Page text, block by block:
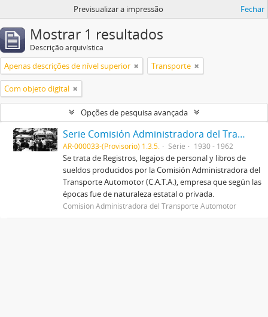
Previsualizar a impressão Fechar
Mostrar 1 resultados
Descrição arquivística
Apenas descrições de nível superior Transporte
Com objeto digital
Opções de pesquisa avançada
Serie Comisión Administradora del Transporte Automotor (C.A.T.A.)
AR-000033-(Provisorio) 1.3.5. Série 1930 - 1962
Se trata de Registros, legajos de personal y libros de
sueldos producidos por la Comisión Administradora del
Transporte Automotor (C.A.T.A.), empresa que según las
épocas fue de naturaleza estatal o privada.
Comisión Administradora del Transporte Automotor